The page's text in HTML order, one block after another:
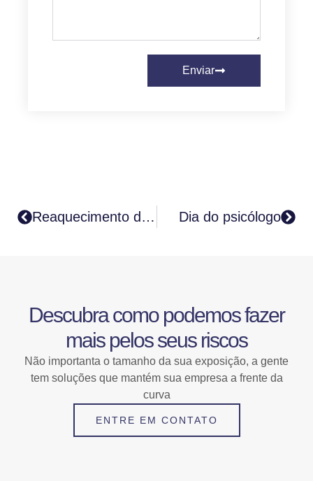
Enviar
Reaquecimento do setor aéreo impulsiona procura por seguros Dia do psicólogo
Descubra como podemos fazer
mais pelos seus riscos
Não importanta o tamanho da sua exposição, a gente
tem soluções que mantém sua empresa a frente da
curva
ENTRE EM CONTATO